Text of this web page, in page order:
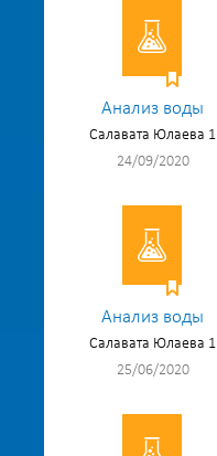
Анализ воды
Салавата Юлаева 1
24/09/2020
Анализ воды
Салавата Юлаева 1
25/06/2020